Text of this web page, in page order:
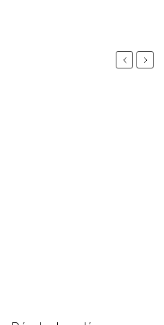
PreviousNext